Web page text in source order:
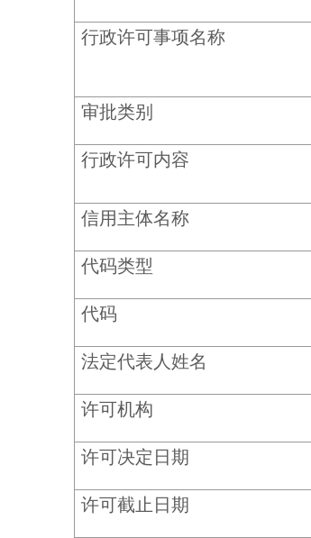
行政许可事项名称
审批类别
行政许可内容
信用主体名称
代码类型
代码
法定代表人姓名
许可机构
许可决定日期
许可截止日期